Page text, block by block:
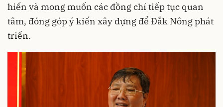
hiến và mong muốn các đồng chí tiếp tục quan
tâm, đóng góp ý kiến xây dựng để Đắk Nông phát
triển.